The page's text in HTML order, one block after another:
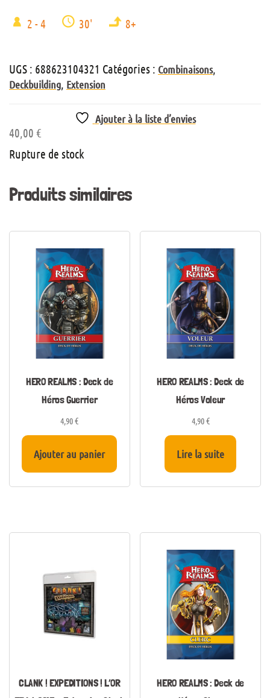
2 - 4 30' 8+
UGS : 688623104321 Catégories : Combinaisons,
Deckbuilding, Extension
Ajouter à la liste d’envies
40,00 €
Rupture de stock
Produits similaires
HERO REALMS : Deck de
Héros Guerrier
4,90€
Ajouter au panier
HERO REALMS : Deck de
Héros Voleur
4,90€
Lire la suite
CLANK ! EXPEDITIONS ! L’OR
HERO REALMS : Deck de